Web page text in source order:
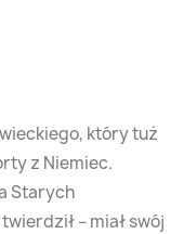
który tuż
z Niemiec.
Starych
– miał swój